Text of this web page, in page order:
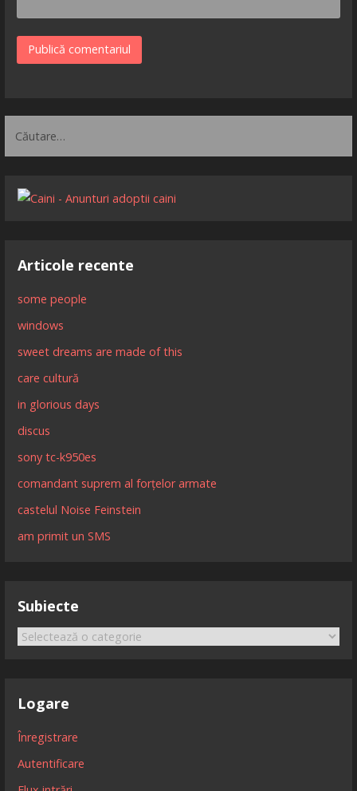
după:
Articole recente
some people
windows
sweet dreams are made of this
care cultură
in glorious days
discus
sony tc-k950es
comandant suprem al forțelor armate
castelul Noise Feinstein
am primit un SMS
Subiecte
Subiecte
Logare
Înregistrare
Autentificare